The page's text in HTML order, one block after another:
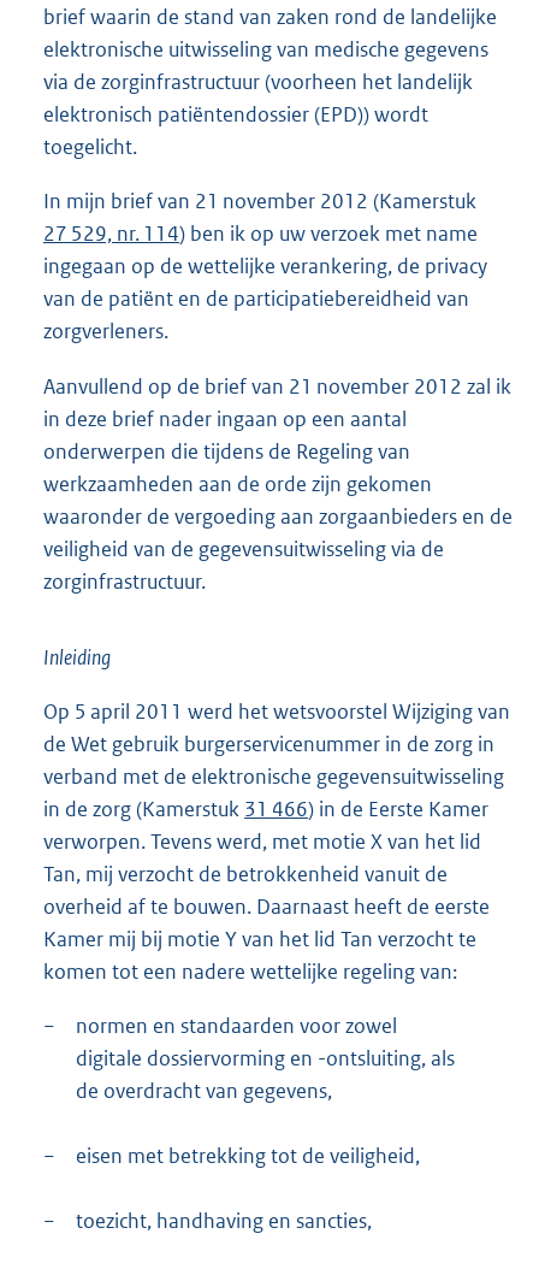
brief waarin de stand van zaken rond de landelijke
elektronische uitwisseling van medische gegevens
via de zorginfrastructuur (voorheen het landelijk
elektronisch patiëntendossier (EPD)) wordt
toegelicht.
In mijn brief van 21 november 2012 (Kamerstuk
27 529, nr. 114) ben ik op uw verzoek met name
ingegaan op de wettelijke verankering, de privacy
van de patiënt en de participatiebereidheid van
zorgverleners.
Aanvullend op de brief van 21 november 2012 zal ik
in deze brief nader ingaan op een aantal
onderwerpen die tijdens de Regeling van
werkzaamheden aan de orde zijn gekomen
waaronder de vergoeding aan zorgaanbieders en de
veiligheid van de gegevensuitwisseling via de
zorginfrastructuur.
Inleiding
Op 5 april 2011 werd het wetsvoorstel Wijziging van
de Wet gebruik burgerservicenummer in de zorg in
verband met de elektronische gegevensuitwisseling
in de zorg (Kamerstuk 31 466) in de Eerste Kamer
verworpen. Tevens werd, met motie X van het lid
Tan, mij verzocht de betrokkenheid vanuit de
overheid af te bouwen. Daarnaast heeft de eerste
Kamer mij bij motie Y van het lid Tan verzocht te
komen tot een nadere wettelijke regeling van:
−
normen en standaarden voor zowel
digitale dossiervorming en -ontsluiting, als
de overdracht van gegevens,
− eisen met betrekking tot de veiligheid,
− toezicht, handhaving en sancties,